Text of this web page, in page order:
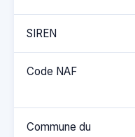
SIREN
Code NAF
Commune du